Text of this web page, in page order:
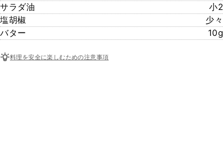
サラダ油
小2
塩胡椒
少々
バター
10g
料理を安全に楽しむための注意事項